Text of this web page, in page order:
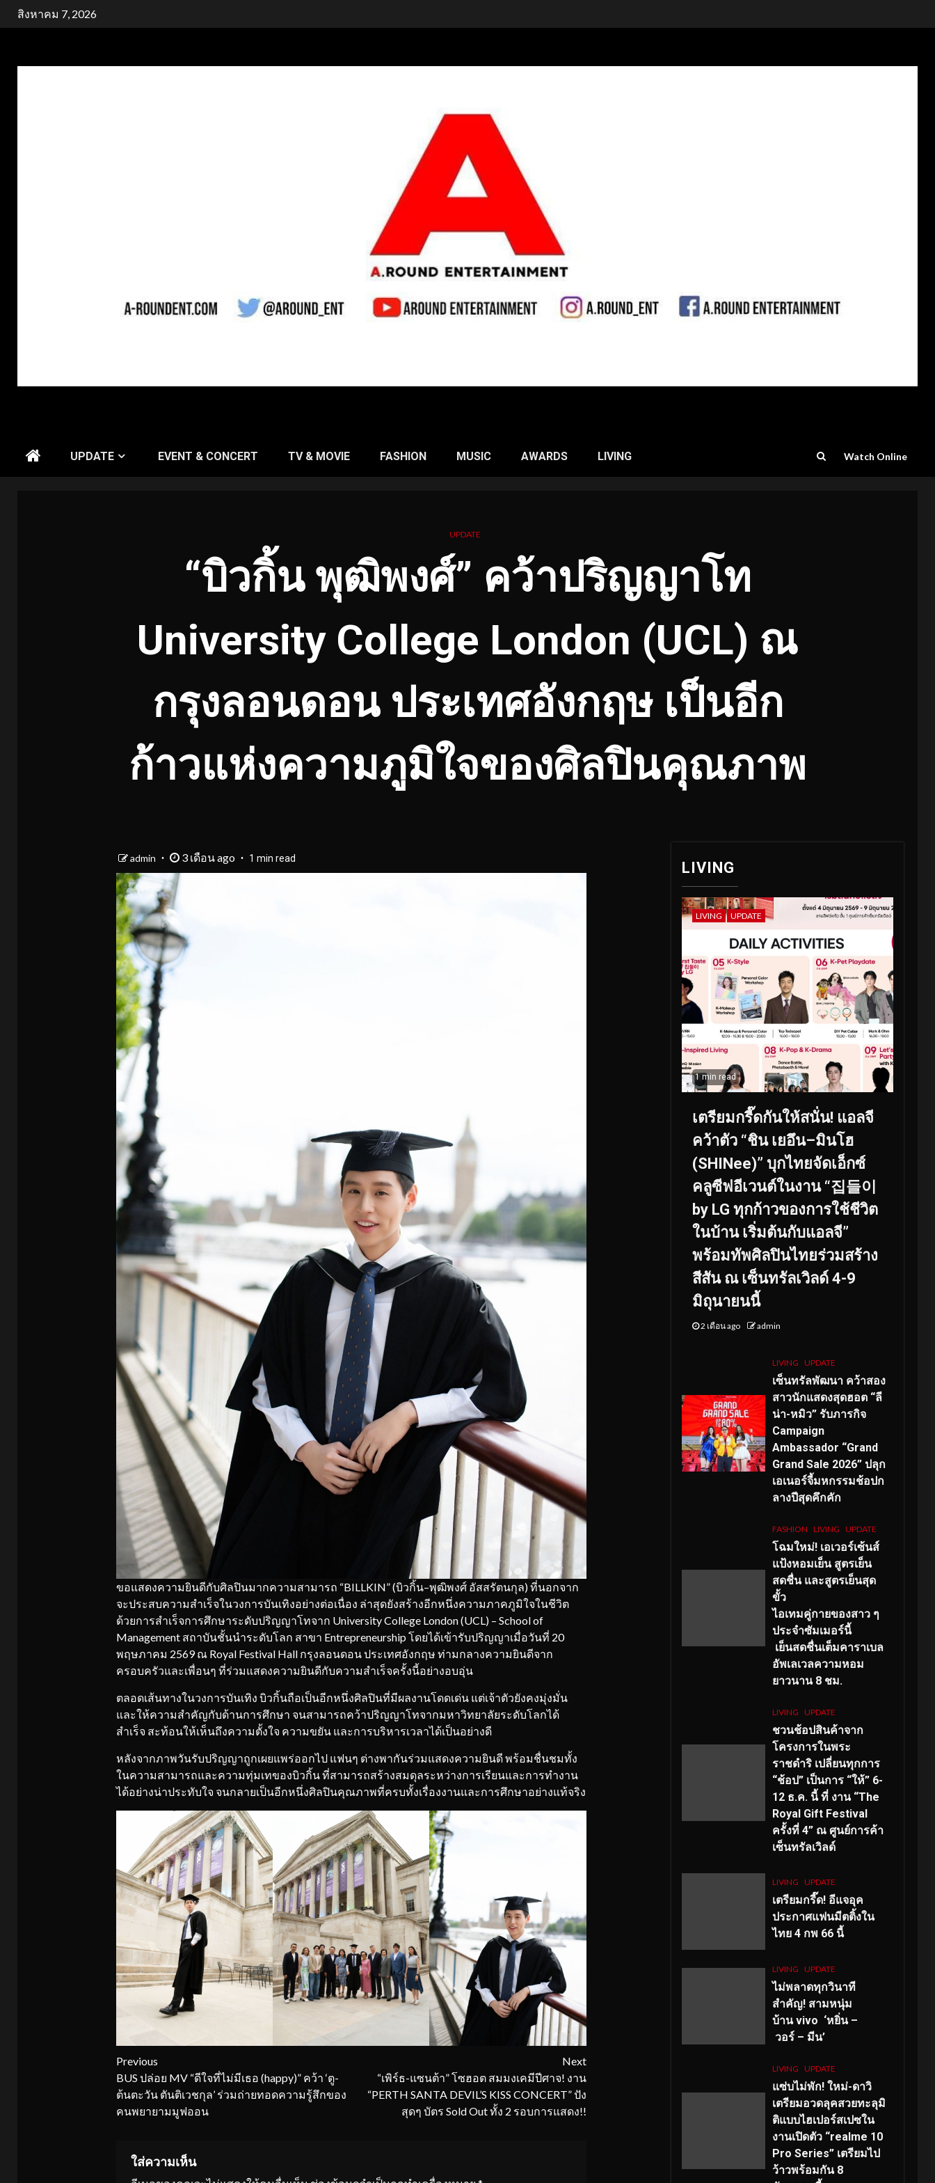
Skipสิงหาคม 7, 2026
UPDATE EVENT & CONCERT TV & MOVIE FASHION MUSIC AWARDS LIVING Watch Online
UPDATE
“บิวกิ้น พุฒิพงศ์” คว้าปริญญาโท
University College London (UCL) ณ
กรุงลอนดอน ประเทศอังกฤษ เป็นอีก
ก้าวแห่งความภูมิใจของศิลปินคุณภาพ
admin 3 เดือน ago 1 min read
ขอแสดงความยินดีกับศิลปินมากความสามารถ “BILLKIN” (บิวกิ้น–พุฒิพงศ์ อัสสรัตนกุล) ที่นอกจาก
จะประสบความสำเร็จในวงการบันเทิงอย่างต่อเนื่อง ล่าสุดยังสร้างอีกหนึ่งความภาคภูมิใจในชีวิต
ด้วยการสำเร็จการศึกษาระดับปริญญาโทจาก University College London (UCL) – School of
Management สถาบันชั้นนำระดับโลก สาขา Entrepreneurship โดยได้เข้ารับปริญญาเมื่อวันที่ 20
พฤษภาคม 2569 ณ Royal Festival Hall กรุงลอนดอน ประเทศอังกฤษ ท่ามกลางความยินดีจาก
ครอบครัวและเพื่อนๆ ที่ร่วมแสดงความยินดีกับความสำเร็จครั้งนี้อย่างอบอุ่น
ตลอดเส้นทางในวงการบันเทิง บิวกิ้นถือเป็นอีกหนึ่งศิลปินที่มีผลงานโดดเด่น แต่เจ้าตัวยังคงมุ่งมั่น
และให้ความสำคัญกับด้านการศึกษา จนสามารถคว้าปริญญาโทจากมหาวิทยาลัยระดับโลกได้
สำเร็จ สะท้อนให้เห็นถึงความตั้งใจ ความขยัน และการบริหารเวลาได้เป็นอย่างดี
หลังจากภาพวันรับปริญญาถูกเผยแพร่ออกไป แฟนๆ ต่างพากันร่วมแสดงความยินดี พร้อมชื่นชมทั้ง
ในความสามารถและความทุ่มเทของบิวกิ้น ที่สามารถสร้างสมดุลระหว่างการเรียนและการทำงาน
ได้อย่างน่าประทับใจ จนกลายเป็นอีกหนึ่งศิลปินคุณภาพที่ครบทั้งเรื่องงานและการศึกษาอย่างแท้จริง
Continue
Reading
Previous
BUS ปล่อย MV “ดีใจที่ไม่มีเธอ (happy)” คว้า ‘ตู-
ต้นตะวัน ตันติเวชกุล’ ร่วมถ่ายทอดความรู้สึกของ
คนพยายามมูฟออน
Next
“เพิร์ธ-แซนต้า” โซฮอต สมมงเคมีปีศาจ! งาน
“PERTH SANTA DEVIL’S KISS CONCERT” ปัง
สุดๆ บัตร Sold Out ทั้ง 2 รอบการแสดง!!
ใส่ความเห็น
LIVING
LIVING UPDATE
1 min read
เตรียมกรี๊ดกันให้สนั่น! แอลจี
คว้าตัว “ชิน เยอึน–มินโฮ
(SHINee)” บุกไทยจัดเอ็กซ์
คลูซีฟอีเวนต์ในงาน “집들이
by LG ทุกก้าวของการใช้ชีวิต
ในบ้าน เริ่มต้นกับแอลจี”
พร้อมทัพศิลปินไทยร่วมสร้าง
สีสัน ณ เซ็นทรัลเวิลด์ 4-9
มิถุนายนนี้
2 เดือน ago admin
LIVING UPDATE
เซ็นทรัลพัฒนา คว้าสอง
สาวนักแสดงสุดฮอต “ลี
น่า-หมิว” รับภารกิจ
Campaign
Ambassador “Grand
Grand Sale 2026” ปลุก
เอเนอร์จี้มหกรรมช้อปก
ลางปีสุดคึกคัก
FASHION LIVING UPDATE
โฉมใหม่! เอเวอร์เซ้นส์
แป้งหอมเย็น สูตรเย็น
สดชื่น และสูตรเย็นสุด
ขั้ว
ไอเทมคู่กายของสาว ๆ
ประจำซัมเมอร์นี้
เย็นสดชื่นเต็มคาราเบล
อัพเลเวลความหอม
ยาวนาน 8 ชม.
LIVING UPDATE
ชวนช้อปสินค้าจาก
โครงการในพระ
ราชดำริ เปลี่ยนทุกการ
“ช้อป” เป็นการ “ให้” 6-
12 ธ.ค. นี้ ที่ งาน “The
Royal Gift Festival
ครั้งที่ 4” ณ ศูนย์การค้า
เซ็นทรัลเวิลด์
LIVING UPDATE
เตรียมกรี๊ด! อีแจอุค
ประกาศแฟนมีตติ้งใน
ไทย 4 กพ 66 นี้
LIVING UPDATE
ไม่พลาดทุกวินาที
สำคัญ! สามหนุ่ม
บ้าน vivo ‘หยิ่น –
วอร์ – มีน’
LIVING UPDATE
แซ่บไม่พัก! ใหม่-ดาวิ
เตรียมอวดลุคสวยทะลุมิ
ติแบบไฮเปอร์สเปซใน
งานเปิดตัว “realme 10
Pro Series” เตรียมไป
ว้าวพร้อมกัน 8